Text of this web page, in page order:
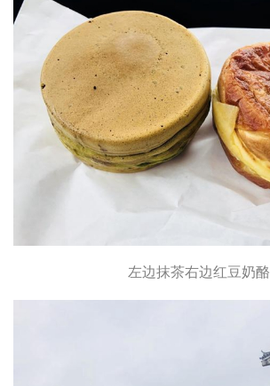
左边抹茶右边红豆奶酪